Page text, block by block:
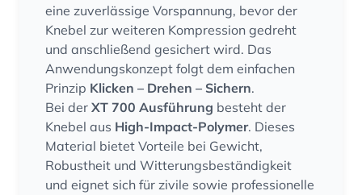
eine zuverlässige Vorspannung, bevor der
Knebel zur weiteren Kompression gedreht
und anschließend gesichert wird. Das
Anwendungskonzept folgt dem einfachen
Prinzip Klicken – Drehen – Sichern.
Bei der XT 700 Ausführung besteht der
Knebel aus High-Impact-Polymer. Dieses
Material bietet Vorteile bei Gewicht,
Robustheit und Witterungsbeständigkeit
und eignet sich für zivile sowie professionelle